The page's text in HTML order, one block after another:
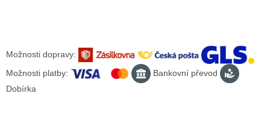
Možnosti dopravy:
Možnosti platby:
Bankovní převod
Dobírka